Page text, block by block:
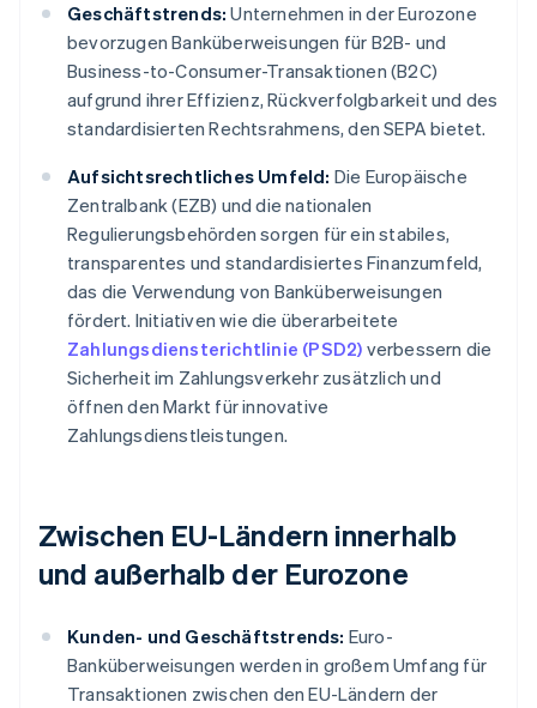
Geschäftstrends: Unternehmen in der Eurozone
bevorzugen Banküberweisungen für B2B- und
Business-to-Consumer-Transaktionen (B2C)
aufgrund ihrer Effizienz, Rückverfolgbarkeit und des
standardisierten Rechtsrahmens, den SEPA bietet.
Aufsichtsrechtliches Umfeld: Die Europäische
Zentralbank (EZB) und die nationalen
Regulierungsbehörden sorgen für ein stabiles,
transparentes und standardisiertes Finanzumfeld,
das die Verwendung von Banküberweisungen
fördert. Initiativen wie die überarbeitete
Zahlungsdiensterichtlinie (PSD2) verbessern die
Sicherheit im Zahlungsverkehr zusätzlich und
öffnen den Markt für innovative
Zahlungsdienstleistungen.
Zwischen EU-Ländern innerhalb
und außerhalb der Eurozone
Kunden- und Geschäftstrends: Euro-
Banküberweisungen werden in großem Umfang für
Transaktionen zwischen den EU-Ländern der